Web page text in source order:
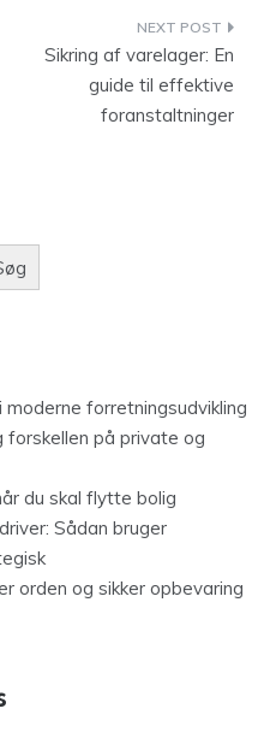
Sikring af varelager: En
guide til effektive
foranstaltninger
forretningsudvikling
forskellen på private og
du skal flytte bolig
Sådan bruger
orden og sikker opbevaring